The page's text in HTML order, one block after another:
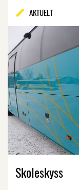
AKTUELT
Skoleskyss